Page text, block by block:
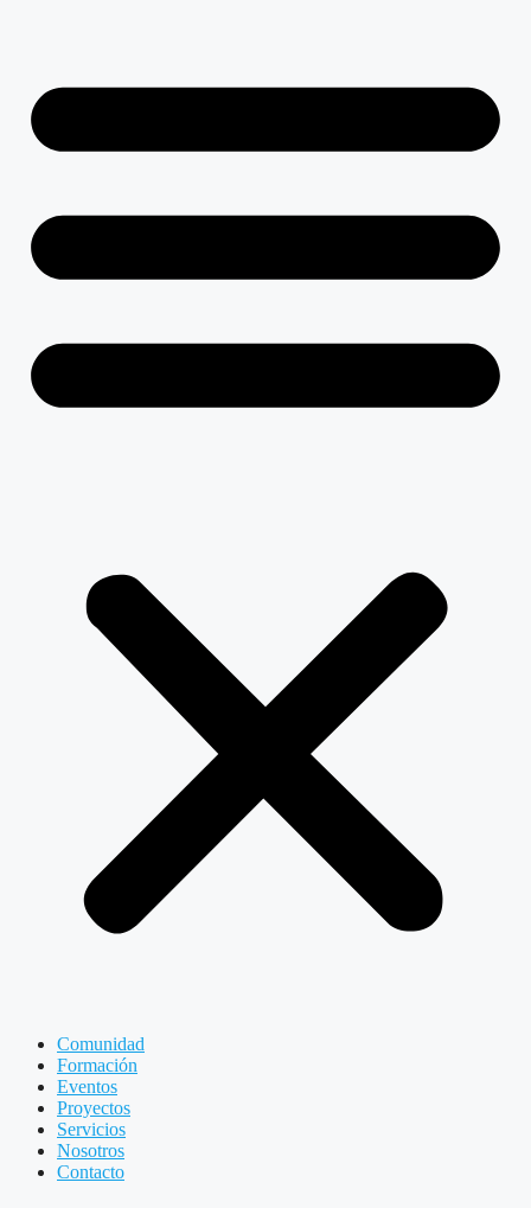
Comunidad
Formación
Eventos
Proyectos
Servicios
Nosotros
Contacto